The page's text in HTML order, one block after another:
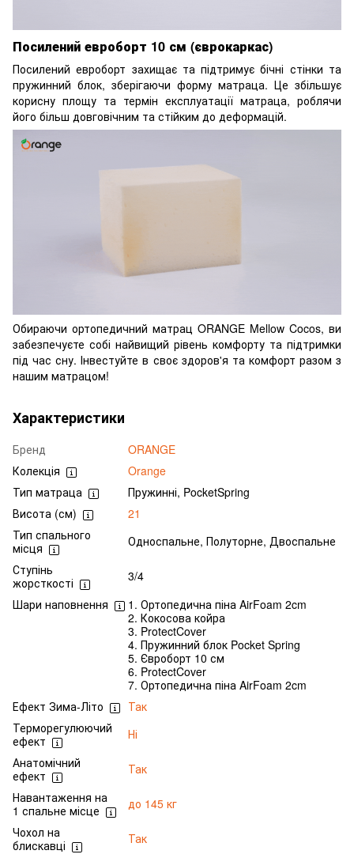
Посилений евроборт 10 см (єврокаркас)
Посилений евроборт захищає та підтримує бічні стінки та
пружинний блок, зберігаючи форму матраца. Це збільшує
корисну площу та термін експлуатації матраца, роблячи
його більш довговічним та стійким до деформацій.
Обираючи ортопедичний матрац ORANGE Mellow Cocos, ви
забезпечуєте собі найвищий рівень комфорту та підтримки
під час сну. Інвестуйте в своє здоров'я та комфорт разом з
нашим матрацом!
Характеристики
Бренд
ORANGE
Колекція
Orange
Тип матраца
Пружинні, PocketSpring
Висота (см)
21
Тип спального
місця
Односпальне, Полуторне, Двоспальне
Ступінь
жорсткості
3/4
Шари наповнення
1. Ортопедична піна AirFoam 2cm
2. Кокосова койра
3. ProtectCover
4. Пружинний блок Pocket Spring
5. Євроборт 10 см
6. ProtectCover
7. Ортопедична піна AirFoam 2cm
Ефект Зима-Літо
Так
Терморегулюючий
ефект
Ні
Анатомічний
ефект
Так
Навантаження на
1 спальне місце
до 145 кг
Чохол на
блискавці
Так